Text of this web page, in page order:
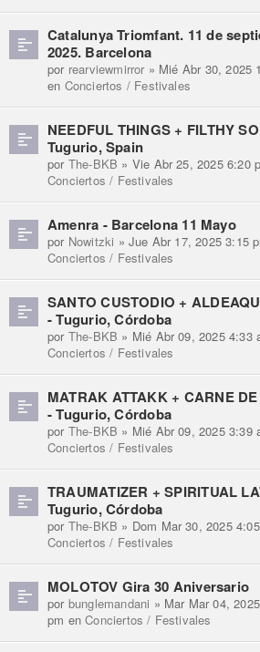
Catalunya Triomfant. 11 de
2025. Barcelona
por rearviewmirror » Mié Abr 30, 2025
en Conciertos / Festivales
NEEDFUL THINGS + FILTHY
Tugurio, Spain
por The-BKB » Vie Abr 25, 2025 6:20
Conciertos / Festivales
Amenra - Barcelona 11 Mayo
por Nowitzki » Jue Abr 17, 2025 3:15
Conciertos / Festivales
SANTO CUSTODIO +
- Tugurio, Córdoba
por The-BKB » Mié Abr 09, 2025 4:33
Conciertos / Festivales
MATRAK ATTAKK + CARNE
- Tugurio, Córdoba
por The-BKB » Mié Abr 09, 2025 3:39
Conciertos / Festivales
TRAUMATIZER + SPIRITUAL
Tugurio, Córdoba
por The-BKB » Dom Mar 30, 2025
Conciertos / Festivales
MOLOTOV Gira 30 Aniversario
por bunglemandani » Mar Mar 04,
pm enConciertos / Festivales